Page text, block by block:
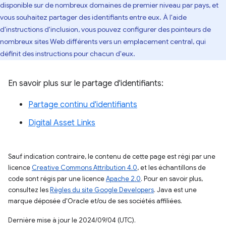
disponible sur de nombreux domaines de premier niveau par pays, et
vous souhaitez partager des identifiants entre eux. À l'aide
d'instructions d'inclusion, vous pouvez configurer des pointeurs de
nombreux sites Web différents vers un emplacement central, qui
définit des instructions pour chacun d'eux.
En savoir plus sur le partage d'identifiants:
Partage continu d'identifiants
Digital Asset Links
Sauf indication contraire, le contenu de cette page est régi par une
licence Creative Commons Attribution 4.0, et les échantillons de
code sont régis par une licenceApache 2.0. Pour en savoir plus,
consultez lesRègles du site Google Developers. Java est une
marque déposée d'Oracle et/ou de ses sociétés affiliées.
Dernière mise à jour le 2024/09/04 (UTC).